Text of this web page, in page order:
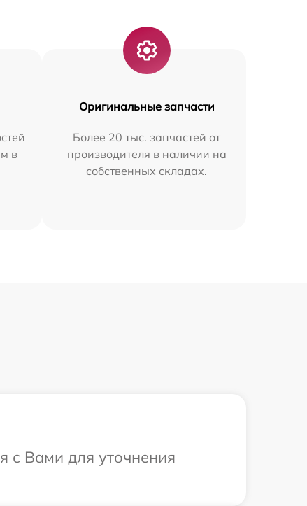
в
Оригинальные запчасти
Более 20 тыс. запчастей от
производителя в наличии на
собственных складах.
с Вами для уточнения